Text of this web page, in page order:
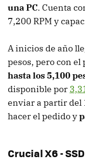
una PC. Cuenta
7,200 RPM y
A inicios de año
pesos, pero con
hasta los 5,100
disponible por
enviar a partir del
hacer el pedido y
Crucial X6 -